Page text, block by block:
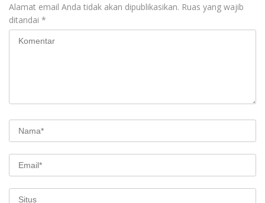
Alamat email Anda tidak akan dipublikasikan. Ruas yang wajib
ditandai *